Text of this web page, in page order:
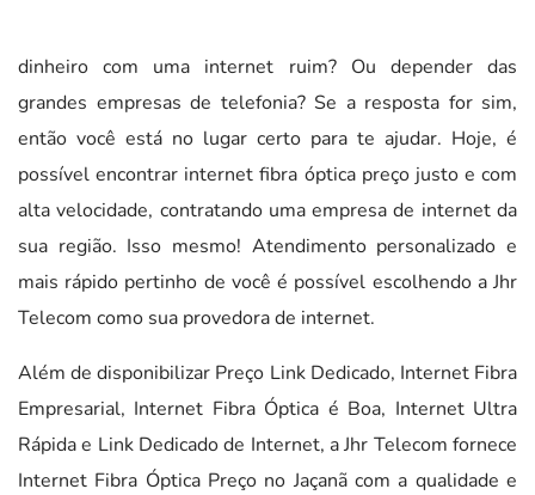
dinheiro com uma internet ruim? Ou depender das
grandes empresas de telefonia? Se a resposta for sim,
então você está no lugar certo para te ajudar. Hoje, é
possível encontrar internet fibra óptica preço justo e com
alta velocidade, contratando uma empresa de internet da
sua região. Isso mesmo! Atendimento personalizado e
mais rápido pertinho de você é possível escolhendo a Jhr
Telecom como sua provedora de internet.
Além de disponibilizar Preço Link Dedicado, Internet Fibra
Empresarial, Internet Fibra Óptica é Boa, Internet Ultra
Rápida e Link Dedicado de Internet, a Jhr Telecom fornece
Internet Fibra Óptica Preço no Jaçanã com a qualidade e